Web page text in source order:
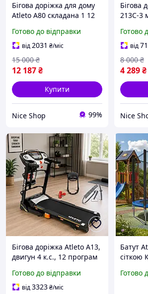
Бігова доріжка для дому
Atleto A80 складана 1 12
Bluetooth, амортизація та
LED-дисплей, 12 програм,
до 90кг
Готово до відправки
від2031 ₴/міс
12 187₴
15 000 ₴
Купити
Nice Shop 99%
Бігова
213C-3
рама,
дому до
Готово
від
4 289₴
8 000 ₴
Nice
Бігова доріжка Atleto A13,
двигун 4 к.с., 12 програм
16 км/год, масажер +
гантелі, до 120 кг Складна
Готово до відправки
від3323₴/міс
Батут
сіткою
Готово